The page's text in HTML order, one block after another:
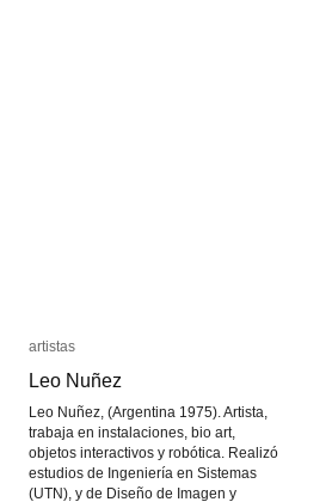
artistas
Leo Nuñez
Leo Nuñez, (Argentina 1975). Artista,
trabaja en instalaciones, bio art,
objetos interactivos y robótica. Realizó
estudios de Ingeniería en Sistemas
(UTN), y de Diseño de Imagen y
artistas
Leo Nuñez